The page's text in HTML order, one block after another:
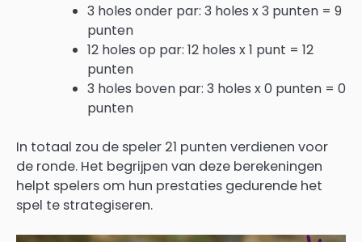
3 holes onder par: 3 holes x 3 punten = 9
punten
12 holes op par: 12 holes x 1 punt = 12
punten
3 holes boven par: 3 holes x 0 punten = 0
punten
In totaal zou de speler 21 punten verdienen voor
de ronde. Het begrijpen van deze berekeningen
helpt spelers om hun prestaties gedurende het
spel te strategiseren.